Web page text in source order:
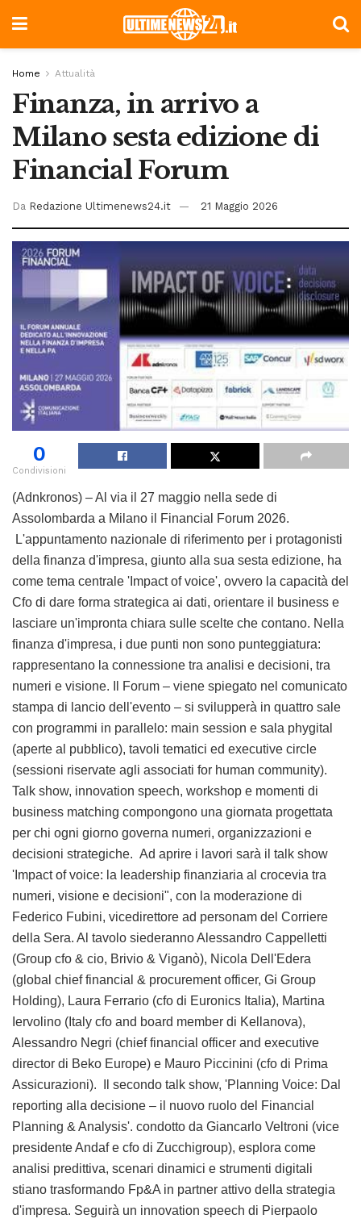
Home Attualità
Finanza, in arrivo a
Milano sesta edizione di
Financial Forum
Da Redazione Ultimenews24.it 21 Maggio 2026
0
Condivisioni
(Adnkronos) – Al via il 27 maggio nella sede di
Assolombarda a Milano il Financial Forum 2026.
L'appuntamento nazionale di riferimento per i protagonisti
della finanza d'impresa, giunto alla sua sesta edizione, ha
come tema centrale 'Impact of voice', ovvero la capacità del
Cfo di dare forma strategica ai dati, orientare il business e
lasciare un'impronta chiara sulle scelte che contano. Nella
finanza d'impresa, i due punti non sono punteggiatura:
rappresentano la connessione tra analisi e decisioni, tra
numeri e visione. Il Forum – viene spiegato nel comunicato
stampa di lancio dell'evento – si svilupperà in quattro sale
con programmi in parallelo: main session e sala phygital
(aperte al pubblico), tavoli tematici ed executive circle
(sessioni riservate agli associati for human community).
Talk show, innovation speech, workshop e momenti di
business matching compongono una giornata progettata
per chi ogni giorno governa numeri, organizzazioni e
decisioni strategiche. Ad aprire i lavori sarà il talk show
'Impact of voice: la leadership finanziaria al crocevia tra
numeri, visione e decisioni", con la moderazione di
Federico Fubini, vicedirettore ad personam del Corriere
della Sera. Al tavolo siederanno Alessandro Cappelletti
(Group cfo & cio, Brivio & Viganò), Nicola Dell'Edera
(global chief financial & procurement officer, Gi Group
Holding), Laura Ferrario (cfo di Euronics Italia), Martina
Iervolino (Italy cfo and board member di Kellanova),
Alessandro Negri (chief financial officer and executive
director di Beko Europe) e Mauro Piccinini (cfo di Prima
Assicurazioni). Il secondo talk show, 'Planning Voice: Dal
reporting alla decisione – il nuovo ruolo del Financial
Planning & Analysis'. condotto da Giancarlo Veltroni (vice
presidente Andaf e cfo di Zucchigroup), esplora come
analisi predittiva, scenari dinamici e strumenti digitali
stiano trasformando Fp&A in partner attivo della strategia
d'impresa. Seguirà un innovation speech di Pierpaolo